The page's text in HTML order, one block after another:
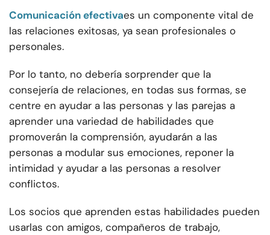
Comunicación efectivaes un componente vital de
las relaciones exitosas, ya sean profesionales o
personales.
Por lo tanto, no debería sorprender que la
consejería de relaciones, en todas sus formas, se
centre en ayudar a las personas y las parejas a
aprender una variedad de habilidades que
promoverán la comprensión, ayudarán a las
personas a modular sus emociones, reponer la
intimidad y ayudar a las personas a resolver
conflictos.
Los socios que aprenden estas habilidades pueden
usarlas con amigos, compañeros de trabajo,